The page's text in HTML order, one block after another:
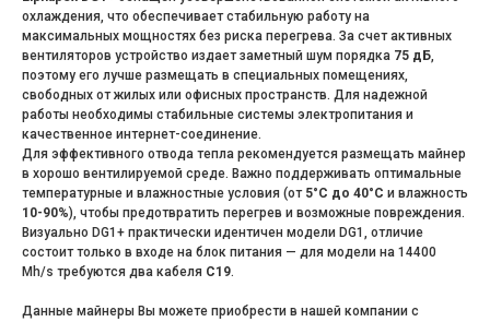
охлаждения, что обеспечивает стабильную работу на
максимальных мощностях без риска перегрева. За счет активных
вентиляторов устройство издает заметный шум порядка 75 дБ,
поэтому его лучше размещать в специальных помещениях,
свободных от жилых или офисных пространств. Для надежной
работы необходимы стабильные системы электропитания и
качественное интернет-соединение.
Для эффективного отвода тепла рекомендуется размещать майнер
в хорошо вентилируемой среде. Важно поддерживать оптимальные
температурные и влажностные условия (от 5°C до 40°C и влажность
10-90%), чтобы предотвратить перегрев и возможные повреждения.
Визуально DG1+ практически идентичен модели DG1, отличие
состоит только в входе на блок питания — для модели на 14400
Mh/s требуются два кабеля C19.
Данные майнеры Вы можете приобрести в нашей компании с